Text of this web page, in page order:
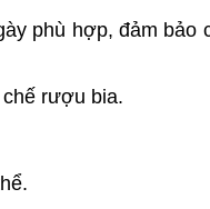
phù hợp, đảm bảo
rượu bia.